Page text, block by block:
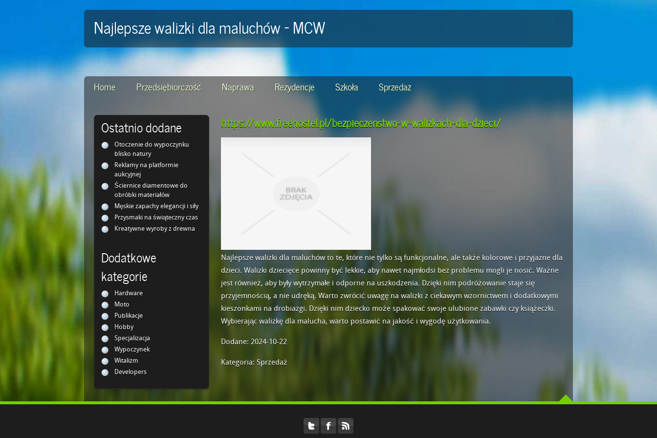
Najlepsze walizki dla maluchów - MCW
Home Przedsiębiorczość Naprawa Rezydencje Szkoła Sprzedaż
Ostatnio dodane
Otoczenie do wypoczynku
blisko natury
Reklamy na platformie
aukcyjnej
Ściernice diamentowe do
obróbki materiałów
Męskie zapachy elegancji i siły
Przysmaki na świąteczny czas
Kreatywne wyroby z drewna
Dodatkowe
kategorie
Hardware
Moto
Publikacje
Hobby
Specjalizacja
Wypoczynek
Witalizm
Developers
https://www.freehostel.pl/bezpieczenstwo-w-walizkach-dla-dzieci/
Najlepsze walizki dla maluchów to te, które nie tylko są funkcjonalne, ale także kolorowe i przyjazne dla
dzieci. Walizki dziecięce powinny być lekkie, aby nawet najmłodsi bez problemu mogli je nosić. Ważne
jest również, aby były wytrzymałe i odporne na uszkodzenia. Dzięki nim podróżowanie staje się
przyjemnością, a nie udręką. Warto zwrócić uwagę na walizki z ciekawym wzornictwem i dodatkowymi
kieszonkami na drobiazgi. Dzięki nim dziecko może spakować swoje ulubione zabawki czy książeczki.
Wybierając walizkę dla malucha, warto postawić na jakość i wygodę użytkowania.
Dodane: 2024-10-22
Kategoria: Sprzedaż